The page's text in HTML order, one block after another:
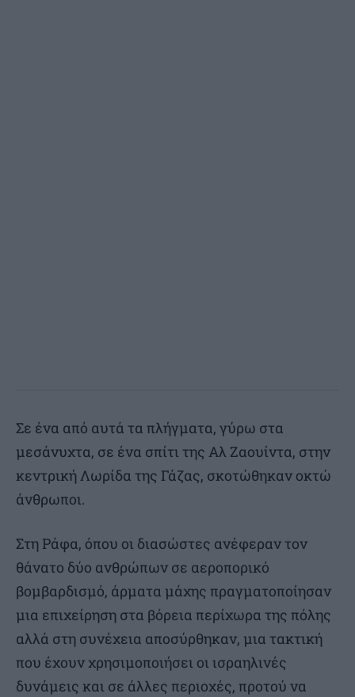
Σε ένα από αυτά τα πλήγματα, γύρω στα
μεσάνυχτα, σε ένα σπίτι της Αλ Ζαουίντα, στην
κεντρική Λωρίδα της Γάζας, σκοτώθηκαν οκτώ
άνθρωποι.
Στη Ράφα, όπου οι διασώστες ανέφεραν τον
θάνατο δύο ανθρώπων σε αεροπορικό
βομβαρδισμό, άρματα μάχης πραγματοποίησαν
μια επιχείρηση στα βόρεια περίχωρα της πόλης
αλλά στη συνέχεια αποσύρθηκαν, μια τακτική
που έχουν χρησιμοποιήσει οι ισραηλινές
δυνάμεις και σε άλλες περιοχές, προτού να